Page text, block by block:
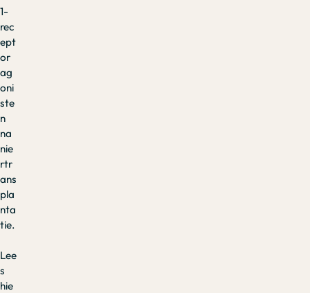
1-
rec
ept
or
ag
oni
ste
n
na
nie
rtr
ans
pla
nta
tie.
Lee
s
hie